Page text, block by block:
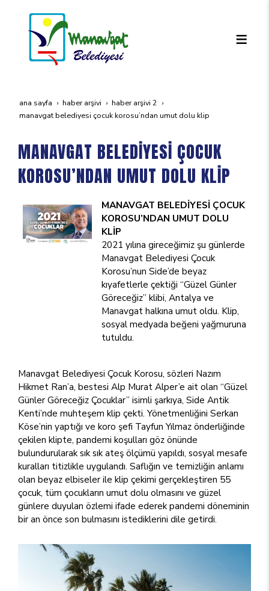
ana sayfa haber arşivi
haber arşivi 2
manavgat beledi̇yesi̇ çocuk korosu’ndan umut dolu kli̇p
MANAVGAT BELEDİYESİ ÇOCUK
KOROSU’NDAN UMUT DOLU KLİP
MANAVGAT BELEDİYESİ ÇOCUK
KOROSU’NDAN UMUT DOLU
KLİP
2021 yılına gireceğimiz şu günlerde
Manavgat Belediyesi Çocuk
Korosu’nun Side’de beyaz
kıyafetlerle çektiği “Güzel Günler
Göreceğiz” klibi, Antalya ve
Manavgat halkına umut oldu. Klip,
sosyal medyada beğeni yağmuruna
tutuldu.
Manavgat Belediyesi Çocuk Korosu, sözleri Nazım
Hikmet Ran’a, bestesi Alp Murat Alper’e ait olan “Güzel
Günler Göreceğiz Çocuklar” isimli şarkıya, Side Antik
Kenti’nde muhteşem klip çekti. Yönetmenliğini Serkan
Köse’nin yaptığı ve koro şefi Tayfun Yılmaz önderliğinde
çekilen klipte, pandemi koşulları göz önünde
bulundurularak sık sık ateş ölçümü yapıldı, sosyal mesafe
kuralları titizlikle uygulandı. Saflığın ve temizliğin anlamı
olan beyaz elbiseler ile klip çekimi gerçekleştiren 55
çocuk, tüm çocukların umut dolu olmasını ve güzel
günlere duyulan özlemi ifade ederek pandemi döneminin
bir an önce son bulmasını istediklerini dile getirdi.